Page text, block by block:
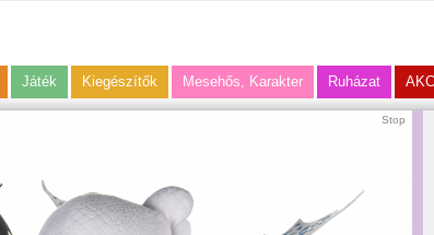
Játék Kiegészítők Mesehős, Karakter Ruházat
Stop